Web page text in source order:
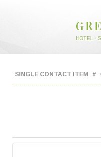
HOTEL -
SINGLE CONTACT ITEM